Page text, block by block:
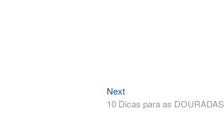
NextNext
post:
10 Dicas para as DOURADAS